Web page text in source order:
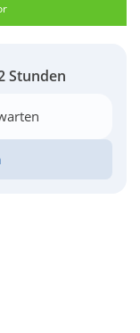
Stunden